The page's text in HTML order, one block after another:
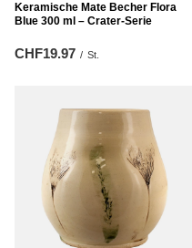
Keramische Mate Becher Flora
Blue 300 ml – Crater-Serie
CHF19.97 / St.